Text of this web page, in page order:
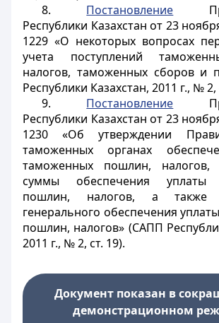
8. Постановление
Республики Казахстан от 23
1229 «О некоторых вопросах
учета поступлений
налогов, таможенных сборов и
Республики Казахстан, 2011 г., № 2,
9. Постановление
Республики Казахстан от 23
1230 «Об утверждении
таможенных органах
таможенных пошлин, налогов,
суммы обеспечения уплаты
пошлин, налогов, а также
генерального обеспечения
пошлин, налогов» (САПП
2011 г., № 2, ст. 19).
Документ показан в
демонстрационном